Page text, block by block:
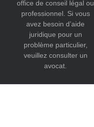
office de conseil légal ou
professionnel. Si vous
avez besoin d’aide
juridique pour un
problème particulier,
veuillez consulter un
avocat.